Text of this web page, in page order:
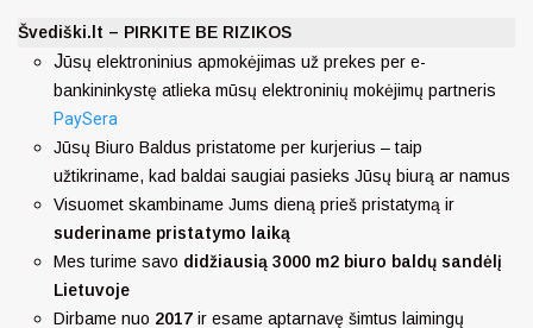
Švediški.lt – PIRKITE BE RIZIKOS
Jūsų elektroninius apmokėjimas už prekes per e-
bankininkystę atlieka mūsų elektroninių mokėjimų partneris
PaySera
Jūsų Biuro Baldus pristatome per kurjerius – taip
užtikriname, kad baldai saugiai pasieks Jūsų biurą ar namus
Visuomet skambiname Jums dieną prieš pristatymą ir
suderiname pristatymo laiką
Mes turime savo didžiausią 3000 m2 biuro baldų sandėlį
Lietuvoje
Dirbame nuo 2017 ir esame aptarnavę šimtus laimingų